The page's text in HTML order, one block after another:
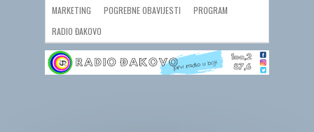
MARKETING POGREBNE OBAVIJESTI
PROGRAM
RADIO ĐAKOVO